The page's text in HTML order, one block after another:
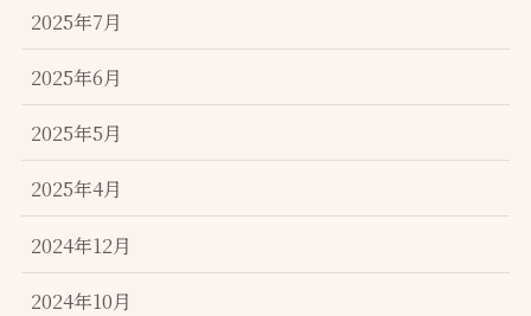
2025年7月
2025年6月
2025年5月
2025年4月
2024年12月
2024年10月